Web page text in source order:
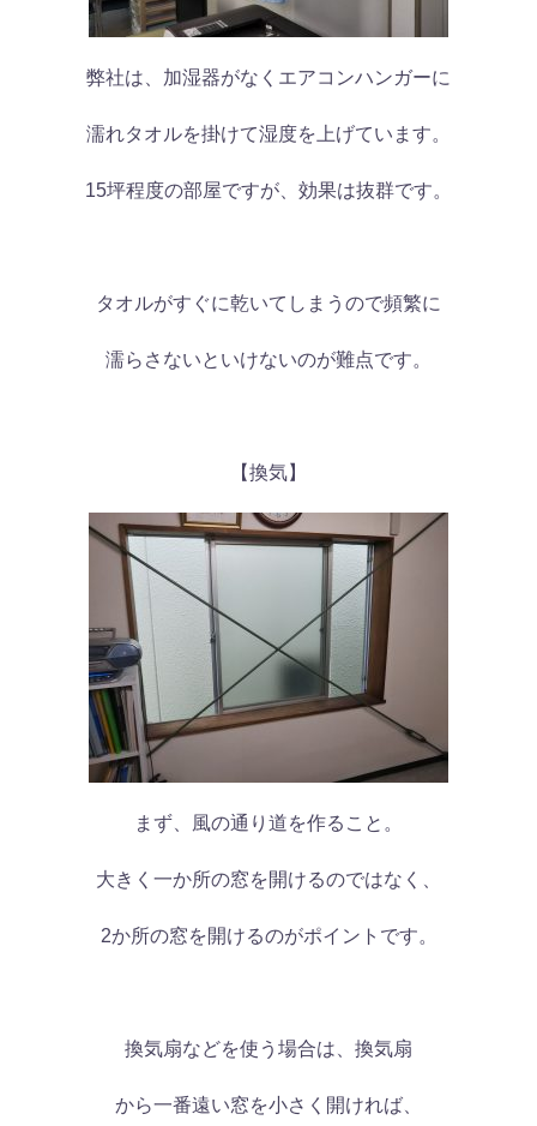
弊社は、加湿器がなくエアコンハンガーに
濡れタオルを掛けて湿度を上げています。
15坪程度の部屋ですが、効果は抜群です。
タオルがすぐに乾いてしまうので頻繁に
濡らさないといけないのが難点です。
【換気】
まず、風の通り道を作ること。
大きく一か所の窓を開けるのではなく、
2か所の窓を開けるのがポイントです。
換気扇などを使う場合は、換気扇
から一番遠い窓を小さく開ければ、